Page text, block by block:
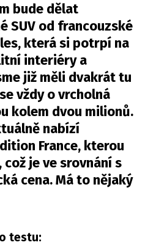
SVĚTA
LANE
SCÉNA
bude dělat
SUV od francouzské
která si potrpí na
interiéry a
již měli dvakrát tu
vždy o vrcholná
kolem dvou milionů.
nabízí
France, kterou
je ve srovnání s
cena. Má to nějaký
testu: